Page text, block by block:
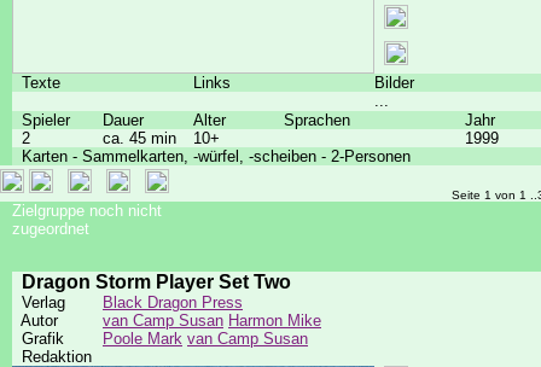
Texte Links
Bilder
...
Spieler
Dauer Alter Sprachen
Jahr
2
ca. 45 min 10+
1999
Karten - Sammelkarten, -würfel, -scheiben - 2-Personen
Seite 1 von 1
Zielgruppe noch nicht
zugeordnet
Dragon Storm Player Set Two
Verlag
Black Dragon Press
Autor
van Camp Susan Harmon Mike
Grafik
Poole Mark van Camp Susan
Redaktion